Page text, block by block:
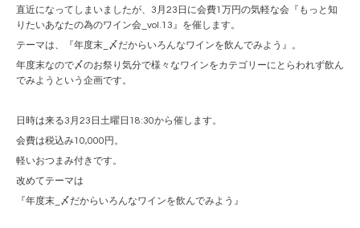
直近になってしまいましたが、3月23日に会費1万円の気軽な会『もっと知
りたいあなたの為のワイン会_vol.13』を催します。
テーマは、『年度末_〆だからいろんなワインを飲んでみよう』。
年度末なので〆のお祭り気分で様々なワインをカテゴリーにとらわれず飲ん
でみようという企画です。
日時は来る3月23日土曜日18:30から催します。
会費は税込み10,000円。
軽いおつまみ付きです。
改めてテーマは
『年度末_〆だからいろんなワインを飲んでみよう』